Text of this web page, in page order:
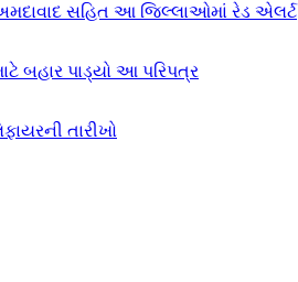
સહિત આ જિલ્લાઓમાં રેડ એલર્ટ
બહાર પાડ્યો આ પરિપત્ર
તારીખો